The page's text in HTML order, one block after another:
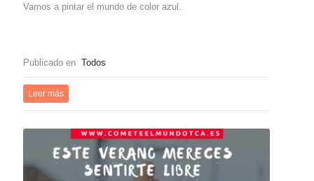
Vamos a pintar el mundo de color azul.
Publicado en Todos
Leer más